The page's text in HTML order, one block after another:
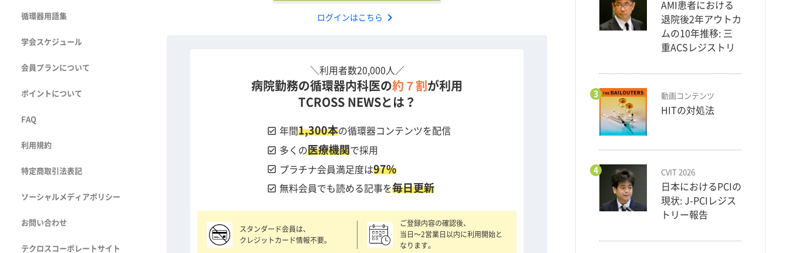
循環器用語集
学会スケジュール
会員プランについて
ポイントについて
FAQ
利用規約
特定商取引法表記
ソーシャルメディアポリシー
お問い合わせ
テクロスコーポレートサイト
ログインはこちら chevron_right
＼利用者数20,000人／
病院勤務の循環器内科医の約７割 が利用
TCROSS NEWSとは？
check_box 年間1,300本の循環器コンテンツを配信
check_box 多くの医療機関で採用
check_box プラチナ会員満足度は97%
check_box 無料会員でも読める記事を毎日更新
スタンダード会員は、
クレジットカード情報不要。
ご登録内容の確認後、
当日〜2営業日以内に利用開始と
なります。
AMI患者における
退院後2年アウトカ
ムの10年推移: 三
重ACSレジストリ
3 動画コンテンツ
HITの対処法
4 CVIT 2026
日本におけるPCIの
現状: J-PCIレジス
トリー報告